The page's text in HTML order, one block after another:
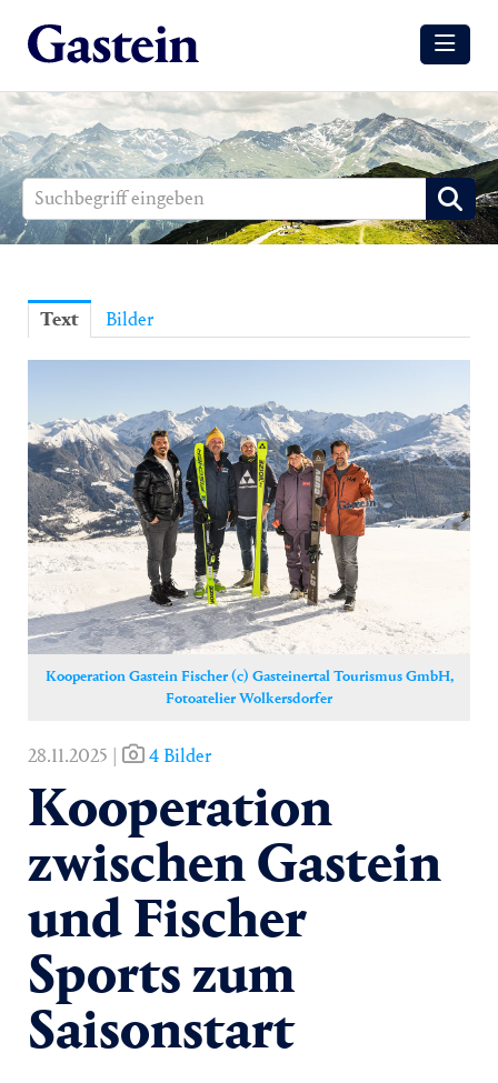
Meldungen
Winter
Media
Sommer
Winter
Yoga
Pressekontakt
Text Bilder
Kooperation Gastein Fischer (c) Gasteinertal Tourismus GmbH,
Fotoatelier Wolkersdorfer
28.11.2025 | 4 Bilder
Kooperation
zwischen Gastein
und Fischer
Sports zum
Saisonstart